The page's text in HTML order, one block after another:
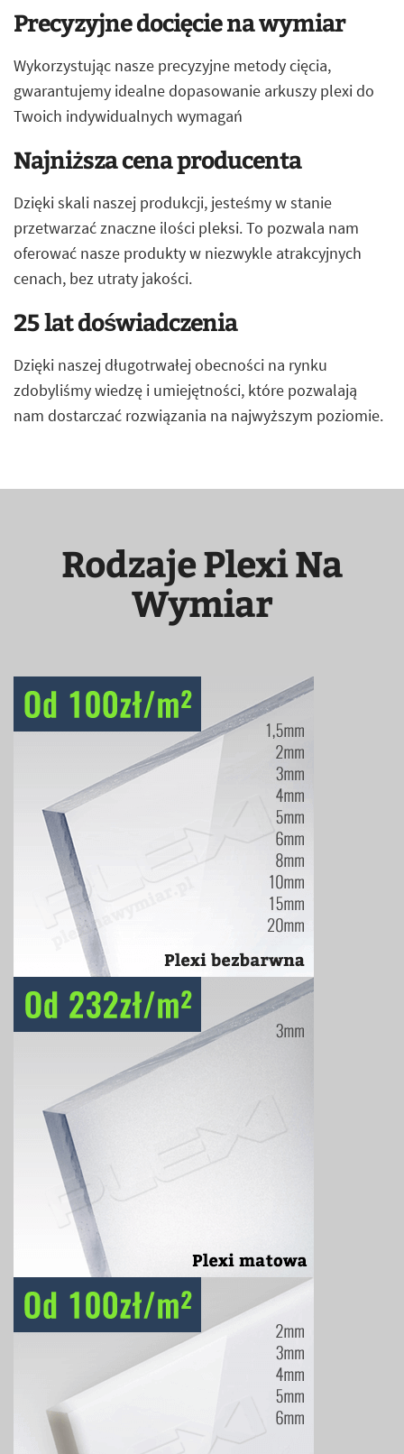
Precyzyjne docięcie na wymiar
Wykorzystując nasze precyzyjne metody cięcia,
gwarantujemy idealne dopasowanie arkuszy plexi do
Twoich indywidualnych wymagań
Najniższa cena producenta
Dzięki skali naszej produkcji, jesteśmy w stanie
przetwarzać znaczne ilości pleksi. To pozwala nam
oferować nasze produkty w niezwykle atrakcyjnych
cenach, bez utraty jakości.
25 lat doświadczenia
Dzięki naszej długotrwałej obecności na rynku
zdobyliśmy wiedzę i umiejętności, które pozwalają
nam dostarczać rozwiązania na najwyższym poziomie.
Rodzaje Plexi Na
Wymiar